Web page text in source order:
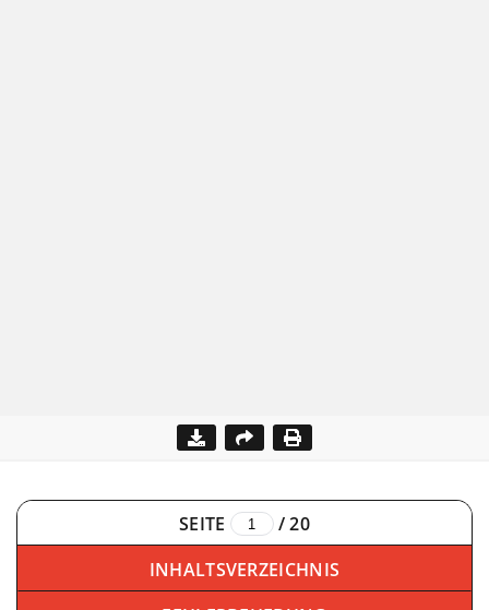
SEITE /20
INHALTSVERZEICHNIS